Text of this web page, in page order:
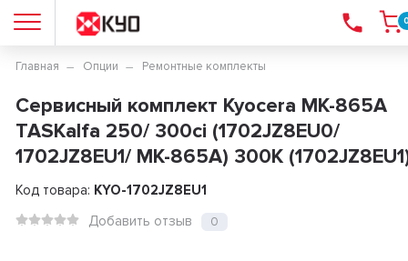
Главная Опции Ремонтные комплекты
Сервисный комплект Kyocera MK-865A
TASKalfa 250/ 300ci (1702JZ8EU0/
1702JZ8EU1/ MK-865A) 300K
Код товара: KYO-1702JZ8EU1
Добавить отзыв
0